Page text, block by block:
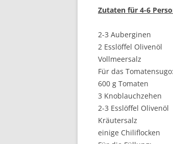
Zutaten für 4-6
2-3 Auberginen
2 Esslöffel Olivenöl
Vollmeersalz
Für das Tomatensugo:
600 g Tomaten
3 Knoblauchzehen
2-3 Esslöffel Olivenöl
Kräutersalz
einige Chiliflocken